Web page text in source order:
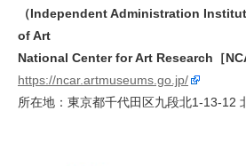
（Independent Administration
of Art
National Center for Art Research［
https://ncar.artmuseums.go.jp/
所在地：東京都千代田区九段北1-13-12